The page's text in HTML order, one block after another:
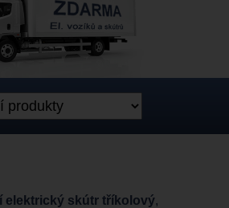
elektrický skútr tříkolový,